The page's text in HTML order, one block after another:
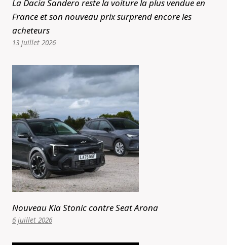
La Dacia Sandero reste la voiture la plus vendue en
France et son nouveau prix surprend encore les
acheteurs
13 juillet 2026
Nouveau Kia Stonic contre Seat Arona
6 juillet 2026